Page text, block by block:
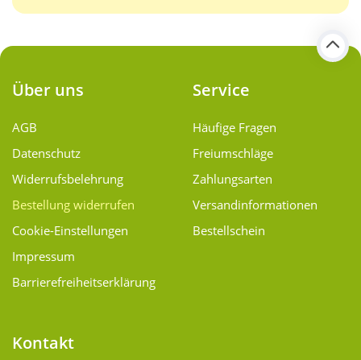
Über uns
AGB
Datenschutz
Widerrufsbelehrung
Bestellung widerrufen
Cookie-Einstellungen
Impressum
Barrierefreiheitserklärung
Service
Häufige Fragen
Freiumschläge
Zahlungsarten
Versand­informationen
Bestellschein
Kontakt